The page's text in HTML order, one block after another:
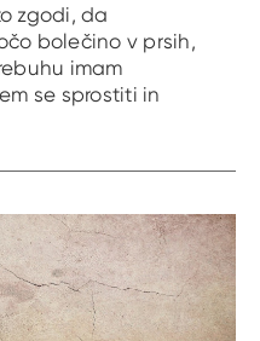
zgodi, da
bolečino v prsih,
imam
se sprostiti in